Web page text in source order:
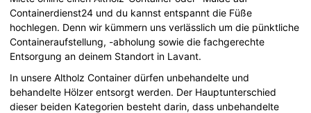
Containerdienst24 und du kannst entspannt die Füße
hochlegen. Denn wir kümmern uns verlässlich um die pünktliche
Containeraufstellung, -abholung sowie die fachgerechte
Entsorgung an deinem Standort in Lavant.
In unsere Altholz Container dürfen unbehandelte und
behandelte Hölzer entsorgt werden. Der Hauptunterschied
dieser beiden Kategorien besteht darin, dass unbehandelte